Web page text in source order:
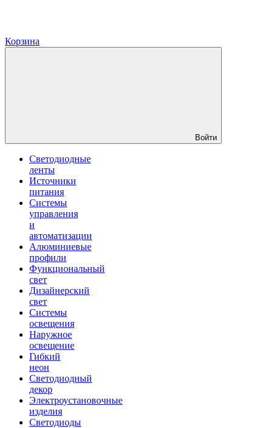
Корзина
Войти
Светодиодные
ленты
Источники
питания
Системы
управления
и
автоматизации
Алюминиевые
профили
Функциональный
свет
Дизайнерский
свет
Системы
освещения
Наружное
освещение
Гибкий
неон
Светодиодный
декор
Электроустановочные
изделия
Светодиоды